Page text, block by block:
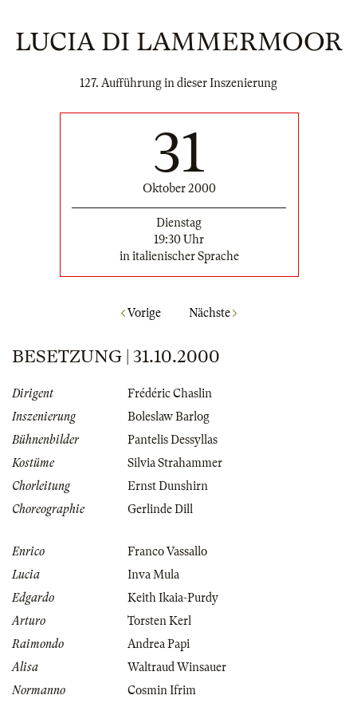
LUCIA DI LAMMERMOOR
127. Aufführung in dieser Inszenierung
31
Oktober 2000
Dienstag
19:30 Uhr
in italienischer Sprache
Vorige Nächste
BESETZUNG | 31.10.2000
Dirigent
Frédéric Chaslin
Inszenierung
Boleslaw Barlog
Bühnenbilder
Pantelis Dessyllas
Kostüme
Silvia Strahammer
Chorleitung
Ernst Dunshirn
Choreographie
Gerlinde Dill
Enrico
Franco Vassallo
Lucia
Inva Mula
Edgardo
Keith Ikaia-Purdy
Arturo
Torsten Kerl
Raimondo
Andrea Papi
Alisa
Waltraud Winsauer
Normanno
Cosmin Ifrim